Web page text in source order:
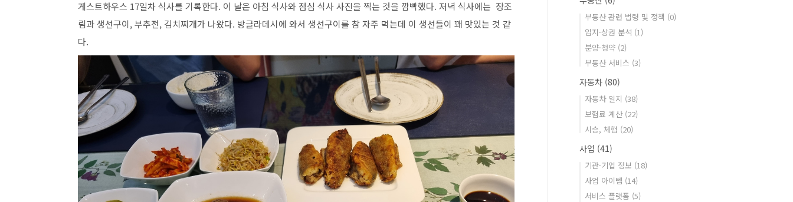
게스트하우스 17일차 식사를 기록한다. 이 날은 아침 식사와 점심 식사 사진을 찍는 것을 깜빡했다. 저녁 식사에는 장조
림과 생선구이, 부추전, 김치찌개가 나왔다. 방글라데시에 와서 생선구이를 참 자주 먹는데 이 생선들이 꽤 맛있는 것 같
다.
부동산 관련 법령 및 정책 (0)
입지·상권 분석 (1)
분양·청약 (2)
부동산 서비스 (3)
자동차 (80)
자동차 일지 (38)
보험료 계산 (22)
시승, 체험 (20)
사업 (41)
기관·기업 정보 (18)
사업 아이템 (14)
서비스 플랫폼 (5)